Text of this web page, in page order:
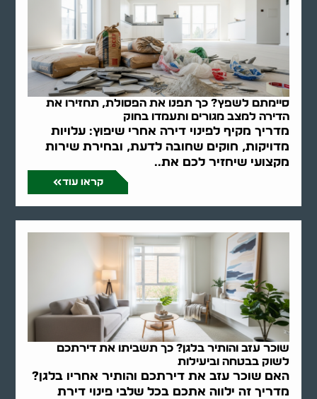
סיימתם לשפץ? כך תפנו את הפסולת, תחזירו את
הדירה למצב מגורים ותעמדו בחוק
מדריך מקיף לפינוי דירה אחרי שיפוץ: עלויות
מדויקות, חוקים שחובה לדעת, ובחירת שירות
מקצועי שיחזיר לכם את..
קראו עוד
שוכר עזב והותיר בלגן? כך תשביתו את דירתכם
לשוק בבטחה וביעילות
האם שוכר עזב את דירתכם והותיר אחריו בלגן?
מדריך זה ילווה אתכם בכל שלבי פינוי דירת